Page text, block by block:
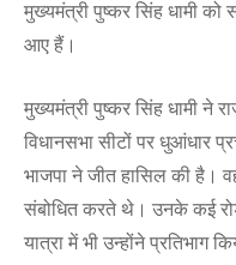
मुख्यमंत्री पुष्कर सिंह धामी
आए हैं।
मुख्यमंत्री पुष्कर सिंह धामी ने
विधानसभा सीटों पर धुआंधार
भाजपा ने जीत हासिल की है।
संबोधित करते थे। उनके कई
यात्रा में भी उन्होंने प्रतिभाग